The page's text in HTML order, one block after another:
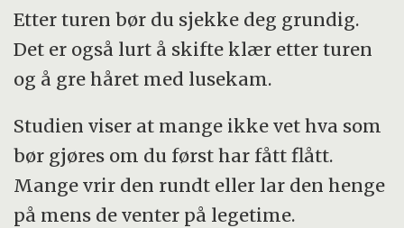
Etter turen bør du sjekke deg grundig.
Det er også lurt å skifte klær etter turen
og å gre håret med lusekam.
Studien viser at mange ikke vet hva som
bør gjøres om du først har fått flått.
Mange vrir den rundt eller lar den henge
på mens de venter på legetime.